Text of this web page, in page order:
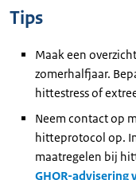
Tips
Maak een
zomerhalfjaar.
hittestress of
Neem contact op
hitteprotocol op.
maatregelen bij
GHOR-advisering